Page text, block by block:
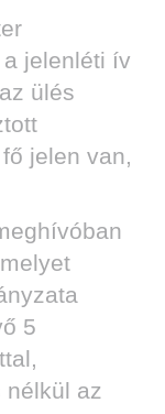
jelenléti ív
ülés
jelen van,
5
nélkül az